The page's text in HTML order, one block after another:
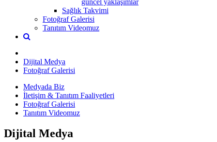
Sağlık Takvimi
Fotoğraf Galerisi
Tanıtım Videomuz
Dijital Medya
Fotoğraf Galerisi
Medyada Biz
İletişim & Tanıtım Faaliyetleri
Fotoğraf Galerisi
Tanıtım Videomuz
Dijital Medya